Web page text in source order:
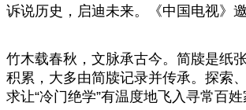
诉说历史，启迪未来。《中国电视》
竹木载春秋，文脉承古今。简牍是纸
积累，大多由简牍记录并传承。探索
求让“冷门绝学”有温度地飞入寻常百姓